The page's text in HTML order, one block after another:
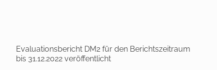
Evaluationsbericht DM2 für den Berichtszeitraum
bis 31.12.2022 veröffentlicht